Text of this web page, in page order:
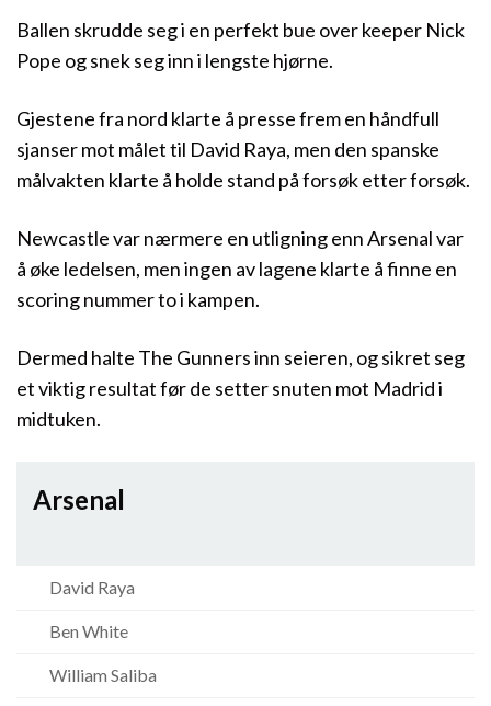
Ballen skrudde seg i en perfekt bue over keeper Nick
Pope og snek seg inn i lengste hjørne.
Gjestene fra nord klarte å presse frem en håndfull
sjanser mot målet til David Raya, men den spanske
målvakten klarte å holde stand på forsøk etter forsøk.
Newcastle var nærmere en utligning enn Arsenal var
å øke ledelsen, men ingen av lagene klarte å finne en
scoring nummer to i kampen.
Dermed halte The Gunners inn seieren, og sikret seg
et viktig resultat før de setter snuten mot Madrid i
midtuken.
Arsenal
David Raya
Ben White
William Saliba